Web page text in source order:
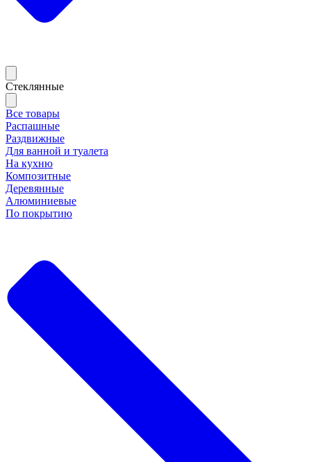
Стеклянные
Все товары
Распашные
Раздвижные
Для ванной и туалета
На кухню
Композитные
Деревянные
Алюминиевые
По покрытию